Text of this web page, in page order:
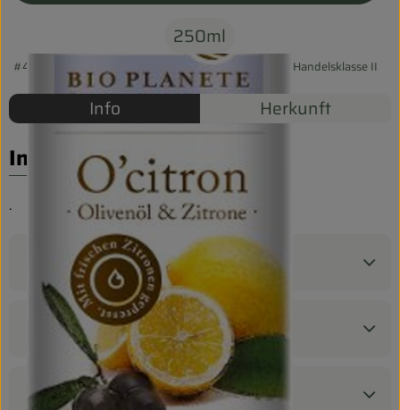
Pferdepension & Reitbetrieb
Firmenkunden
250ml
#43330 / l Handelsklasse II
Info Herkunft
Info
.
Produktinformationen
Zutaten
Nährwert-Info